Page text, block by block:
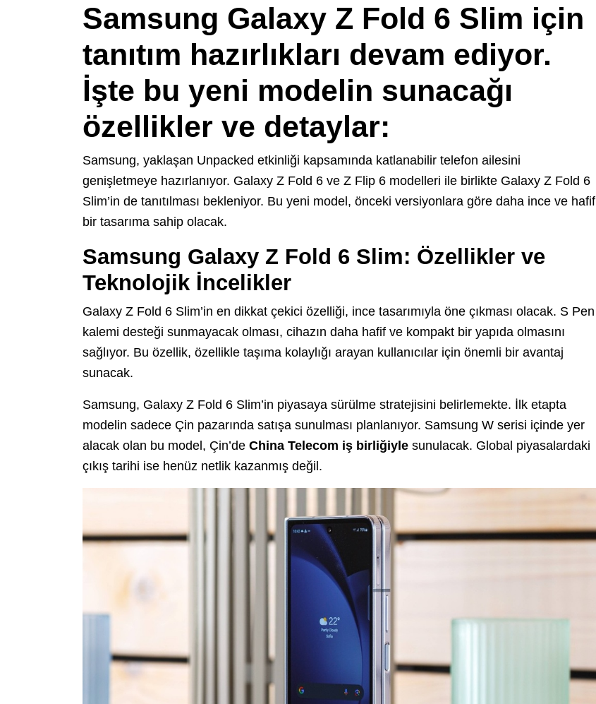
Samsung Galaxy Z Fold 6 Slim için
tanıtım hazırlıkları devam ediyor.
İşte bu yeni modelin sunacağı
özellikler ve detaylar:
Samsung, yaklaşan Unpacked etkinliği kapsamında katlanabilir telefon ailesini
genişletmeye hazırlanıyor. Galaxy Z Fold 6 ve Z Flip 6 modelleri ile birlikte Galaxy Z Fold 6
Slim’in de tanıtılması bekleniyor. Bu yeni model, önceki versiyonlara göre daha ince ve hafif
bir tasarıma sahip olacak.
Samsung Galaxy Z Fold 6 Slim: Özellikler ve
Teknolojik İncelikler
Galaxy Z Fold 6 Slim’in en dikkat çekici özelliği, ince tasarımıyla öne çıkması olacak. S Pen
kalemi desteği sunmayacak olması, cihazın daha hafif ve kompakt bir yapıda olmasını
sağlıyor. Bu özellik, özellikle taşıma kolaylığı arayan kullanıcılar için önemli bir avantaj
sunacak.
Samsung, Galaxy Z Fold 6 Slim’in piyasaya sürülme stratejisini belirlemekte. İlk etapta
modelin sadece Çin pazarında satışa sunulması planlanıyor. Samsung W serisi içinde yer
alacak olan bu model, Çin’de China Telecom iş birliğiyle sunulacak. Global piyasalardaki
çıkış tarihi ise henüz netlik kazanmış değil.